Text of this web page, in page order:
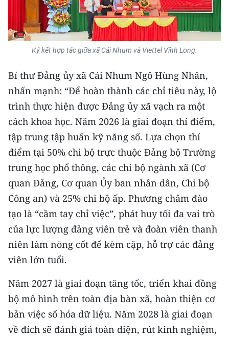
Ký kết hợp tác giữa xã Cái Nhum và Viettel Vĩnh Long.
Bí thư Đảng ủy xã Cái Nhum Ngô Hùng Nhân,
nhấn mạnh: “Để hoàn thành các chỉ tiêu này, lộ
trình thực hiện được Đảng ủy xã vạch ra một
cách khoa học. Năm 2026 là giai đoạn thí điểm,
tập trung tập huấn kỹ năng số. Lựa chọn thí
điểm tại 50% chi bộ trực thuộc Đảng bộ Trường
trung học phổ thông, các chi bộ ngành xã (Cơ
quan Đảng, Cơ quan Ủy ban nhân dân, Chi bộ
Công an) và 25% chi bộ ấp. Phương châm đào
tạo là “cầm tay chỉ việc”, phát huy tối đa vai trò
của lực lượng đảng viên trẻ và đoàn viên thanh
niên làm nòng cốt để kèm cặp, hỗ trợ các đảng
viên lớn tuổi.
Năm 2027 là giai đoạn tăng tốc, triển khai đồng
bộ mô hình trên toàn địa bàn xã, hoàn thiện cơ
bản việc số hóa dữ liệu. Năm 2028 là giai đoạn
về đích sẽ đánh giá toàn diện, rút kinh nghiệm,